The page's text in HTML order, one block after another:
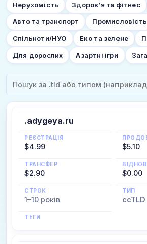
Нерухомість Здоров’я та фітнес
Авто та транспорт Промисловість
Спільноти/НУО Еко та зелене
Для дорослих Азартні ігри
.adygeya.ru
РЕЄСТРАЦІЯ
$4.99 $5.10
ТРАНСФЕР
$2.90 $0.00
СТРОК
1–10 років
ТИП
ccTLD
ТЕГИ